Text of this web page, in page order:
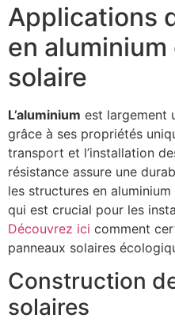
Applications
en aluminium
solaire
L’aluminium est largement
grâce à ses propriétés
transport et l’installation
résistance assure une
les structures en
qui est crucial pour les
Découvrez ici comment
panneaux solaires
Construction
solaires